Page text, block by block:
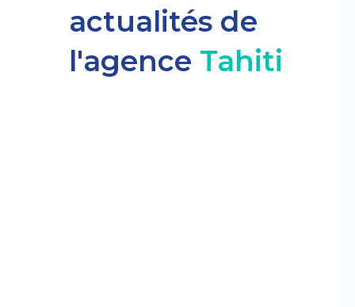
actualités de
l'agence Tahiti